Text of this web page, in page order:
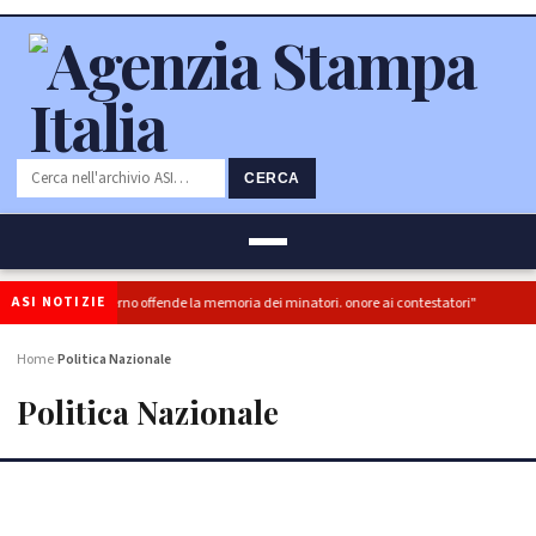
CERCA
ASI NOTIZIE
del governo offende la memoria dei minatori. onore ai contestatori"
HomePolitica Nazionale
Politica Nazionale